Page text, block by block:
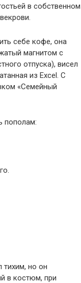
в собственном
себе кофе, она
магнитом с
отпуска), висел
из Excel. С
«Семейный
пополам:
но он
в костюм, при